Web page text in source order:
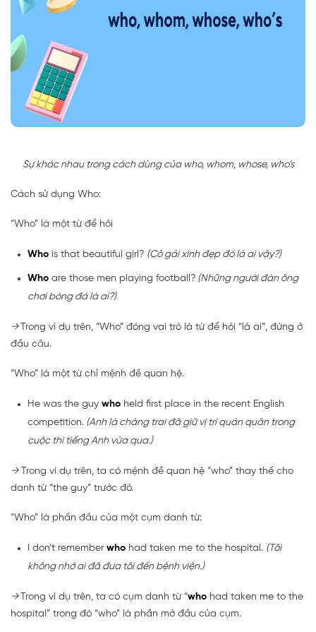
Sự khác nhau trong cách dùng của who, whom, whose, who’s
Cách sử dụng Who:
“Who” là một từ để hỏi
Who is that beautiful girl? (Cô gái xinh đẹp đó là ai vậy?)
Who are those men playing football? (Những người đàn ông
chơi bóng đá là ai?)
→ Trong ví dụ trên, “Who” đóng vai trò là từ để hỏi “là ai”, đứng ở
đầu câu.
“Who” là một từ chỉ mệnh đề quan hệ.
He was the guy who held first place in the recent English
competition. (Anh là chàng trai đã giữ vị trí quán quân trong
cuộc thi tiếng Anh vừa qua.)
→Trong ví dụ trên, ta có mệnh đề quan hệ “who” thay thế cho
danh từ “the guy” trước đó.
“Who” là phần đầu của một cụm danh từ:
I don’t remember who had taken me to the hospital. (Tôi
không nhớ ai đã đưa tôi đến bệnh viện.)
→ Trong ví dụ trên, ta có cụm danh từ “who had taken me to the
hospital” trong đó “who” là phần mở đầu của cụm.